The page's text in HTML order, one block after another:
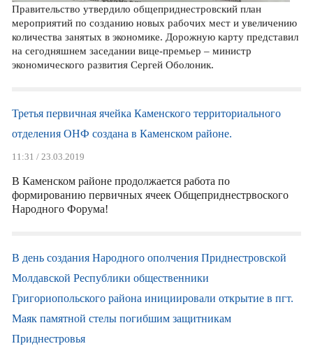
Правительство утвердило общеприднестровский план
мероприятий по созданию новых рабочих мест и увеличению
количества занятых в экономике. Дорожную карту представил
на сегодняшнем заседании вице-премьер – министр
экономического развития Сергей Оболоник.
Третья первичная ячейка Каменского территориального
отделения ОНФ создана в Каменском районе.
11:31 / 23.03.2019
В Каменском районе продолжается работа по
формированию первичных ячеек Общеприднестрвоского
Народного Форума!
В день создания Народного ополчения Приднестровской
Молдавской Республики общественники
Григориопольского района инициировали открытие в пгт.
Маяк памятной стелы погибшим защитникам
Приднестровья